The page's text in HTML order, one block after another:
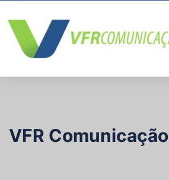
VFR Comunicação